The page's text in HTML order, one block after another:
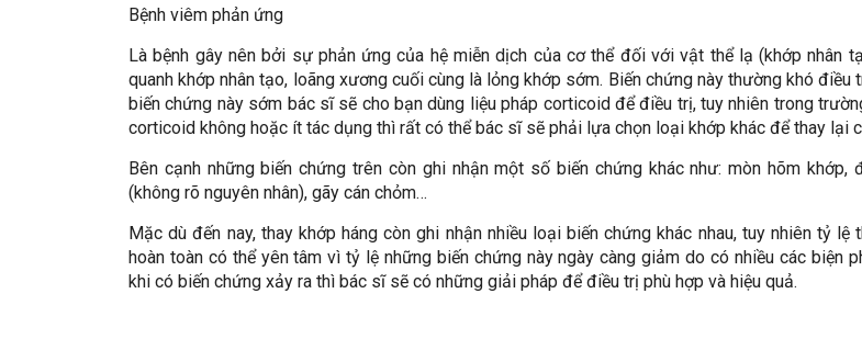
Bệnh viêm phản ứng
Là bệnh gây nên bởi sự phản ứng của hệ miễn dịch của cơ thể đối với vật thể lạ (khớp nhân
quanh khớp nhân tạo, loãng xương cuối cùng là lỏng khớp sớm. Biến chứng này thường khó điều
biến chứng này sớm bác sĩ sẽ cho bạn dùng liệu pháp corticoid để điều trị, tuy nhiên trong
corticoid không hoặc ít tác dụng thì rất có thể bác sĩ sẽ phải lựa chọn loại khớp khác để thay lại
Bên cạnh những biến chứng trên còn ghi nhận một số biến chứng khác như: mòn hõm khớp,
(không rõ nguyên nhân), gãy cán chỏm…
Mặc dù đến nay, thay khớp háng còn ghi nhận nhiều loại biến chứng khác nhau, tuy nhiên tỷ lệ
hoàn toàn có thể yên tâm vì tỷ lệ những biến chứng này ngày càng giảm do có nhiều các biện
khi có biến chứng xảy ra thì bác sĩ sẽ có những giải pháp để điều trị phù hợp và hiệu quả.